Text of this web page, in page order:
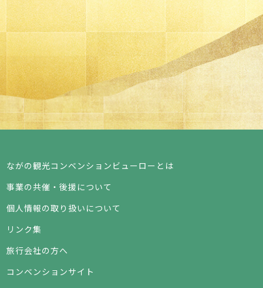
ながの観光コンベンションビューローとは
事業の共催・後援について
個人情報の取り扱いについて
リンク集
旅行会社の方へ
コンベンションサイト